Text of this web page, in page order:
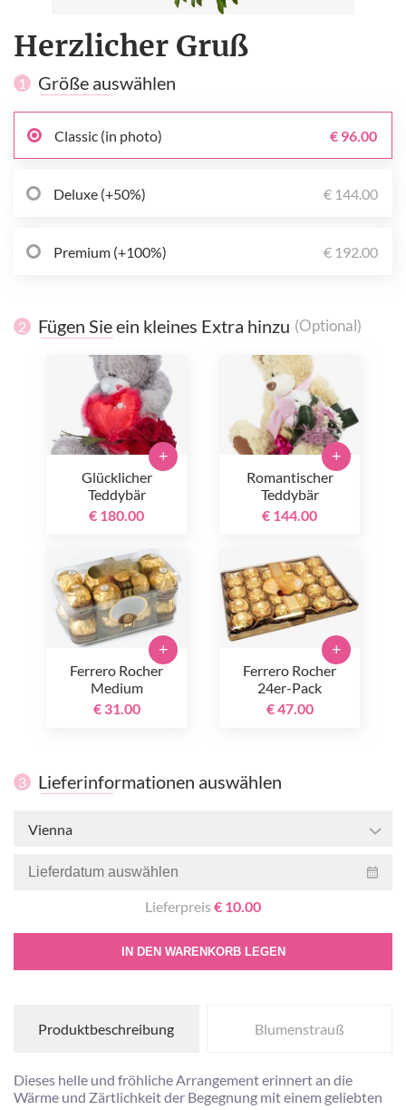
Herzlicher Gruß
1 Größe auswählen
Classic (in photo) € 96.00
Deluxe (+50%) € 144.00
Premium (+100%) € 192.00
2 Fügen Sie ein kleines Extra hinzu (Optional)
Glücklicher
Teddybär
€ 180.00
+
Romantischer
Teddybär
€ 144.00
+
Ferrero Rocher
Medium
€ 31.00
+
Ferrero Rocher
24er-Pack
€ 47.00
+
3 Lieferinformationen auswählen
Vienna
Lieferpreis € 10.00
IN DEN WARENKORB LEGEN
Produktbeschreibung Blumenstrauß
Dieses helle und fröhliche Arrangement erinnert an die
Wärme und Zärtlichkeit der Begegnung mit einem geliebten